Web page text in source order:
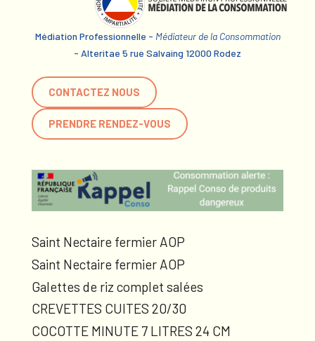
Médiation Professionnelle - Médiateur de la Consommation
- Alteritae 5 rue Salvaing 12000 Rodez
CONTACTEZ NOUS
PRENDRE RENDEZ-VOUS
Saint Nectaire fermier AOP
Saint Nectaire fermier AOP
Galettes de riz complet salées
CREVETTES CUITES 20/30
COCOTTE MINUTE 7 LITRES 24 CM